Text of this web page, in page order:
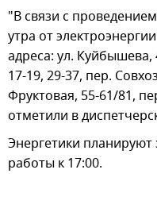
"В связи с
утра от
адреса: ул. Куйбышева,
17-19, 29-37, пер.
Фруктовая, 55-61/81,
отметили в
Энергетики
работы к 17:00.